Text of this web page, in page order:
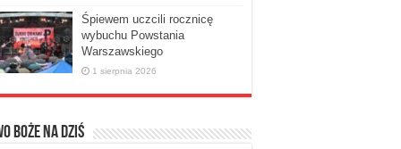
Śpiewem uczcili rocznicę
wybuchu Powstania
Warszawskiego
1 sierpnia 2026
Boże na dziś